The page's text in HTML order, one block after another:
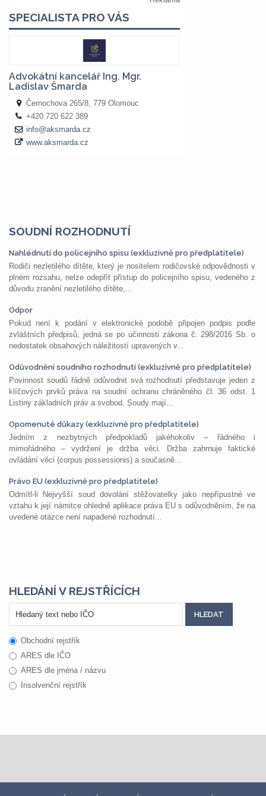
SOUDNÍ ROZHODNUTÍ
Nahlédnutí do policejního spisu (exkluzivně pro předplatitele)
Rodiči nezletilého dítěte, který je nositelem rodičovské odpovědnosti v
plném rozsahu, nelze odepřít přístup do policejního spisu, vedeného z
důvodu zranění nezletilého dítěte,...
Odpor
Pokud není k podání v elektronické podobě připojen podpis podle
zvláštních předpisů, jedná se po účinnosti zákona č. 298/2016 Sb. o
nedostatek obsahových náležitostí upravených v...
Odůvodnění soudního rozhodnutí (exkluzivně pro předplatitele)
Povinnost soudů řádně odůvodnit svá rozhodnutí představuje jeden z
klíčových prvků práva na soudní ochranu chráněného čl. 36 odst. 1
Listiny základních práv a svobod. Soudy mají...
Opomenuté důkazy (exkluzivně pro předplatitele)
Jedním z nezbytných předpokladů jakéhokoliv – řádného i
mimořádného – vydržení je držba věci. Držba zahrnuje faktické
ovládání věci (corpus possessionis) a současně...
Právo EU (exkluzivně pro předplatitele)
Odmítl-li Nejvyšší soud dovolání stěžovatelky jako nepřípustné ve
vztahu k její námitce ohledně aplikace práva EU s odůvodněním, že na
uvedené otázce není napadené rozhodnutí...
HLEDÁNÍ V REJSTŘÍCÍCH
Obchodní rejstřík
ARES dle IČO
ARES dle jména / názvu
Insolvenční rejstřík